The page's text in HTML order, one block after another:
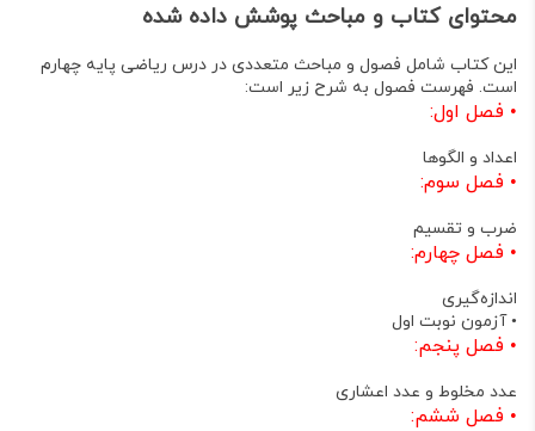
محتوای کتاب و مباحث پوشش داده شده
این کتاب شامل فصول و مباحث متعددی در درس ریاضی پایه چهارم
است. فهرست فصول به شرح زیر است:
• فصل اول:
اعداد و الگوها
• فصل سوم:
ضرب و تقسیم
• فصل چهارم:
اندازه‌گیری
•آزمون نوبت اول
• فصل پنجم:
عدد مخلوط و عدد اعشاری
• فصل ششم: